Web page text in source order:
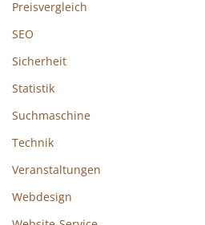
Preisvergleich
SEO
Sicherheit
Statistik
Suchmaschine
Technik
Veranstaltungen
Webdesign